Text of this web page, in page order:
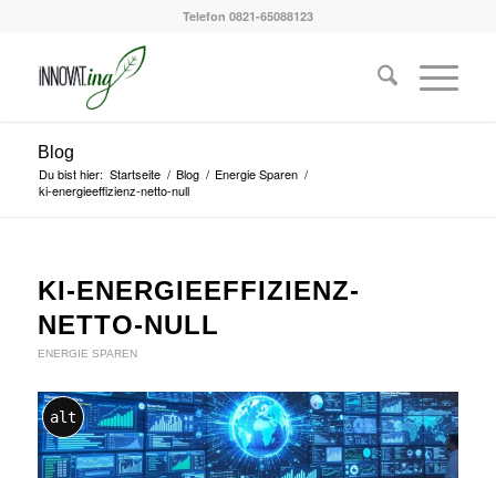
Telefon 0821-65088123
Blog
Du bist hier: Startseite / Blog / Energie Sparen /
ki-energieeffizienz-netto-null
KI-ENERGIEEFFIZIENZ-
NETTO-NULL
ENERGIE SPAREN
alt